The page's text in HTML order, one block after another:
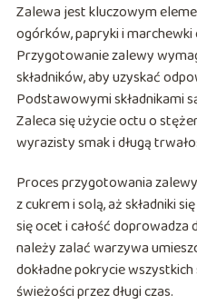
Zalewa jest kluczowym
ogórków, papryki i
Przygotowanie zalewy
składników, aby uzyskać
Podstawowymi składnikami
Zaleca się użycie octu o
wyrazisty smak i długą
Proces przygotowania
z cukrem i solą, aż składniki
się ocet i całość doprowadza
należy zalać warzywa
dokładne pokrycie
świeżości przez długi czas.